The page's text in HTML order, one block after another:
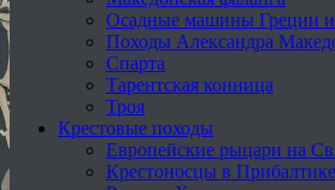
Осадные машины Греции
Походы Александра
Спарта
Тарентская конница
Троя
Крестовые походы
Европейские рыцари на
Крестоносцы в Прибалтике